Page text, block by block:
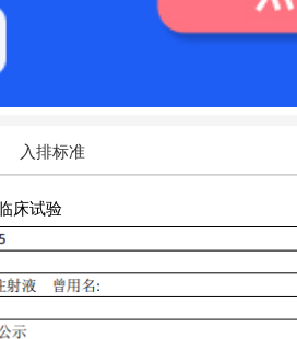
入排标准
床试验